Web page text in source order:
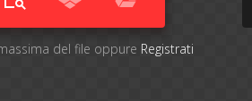
del file oppure Registrati